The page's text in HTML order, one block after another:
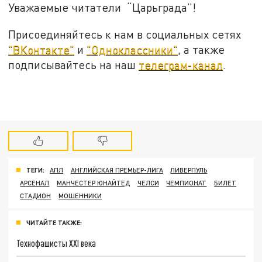
Уважаемые читатели “Царьграда”!
Присоединяйтесь к нам в социальных сетях
"ВКонтакте" и "Одноклассники", а также
подписывайтесь на наш телеграм-канал.
ТЕГИ: АПЛ АНГЛИЙСКАЯ ПРЕМЬЕР-ЛИГА
ЛИВЕРПУЛЬ
АРСЕНАЛ
МАНЧЕСТЕР ЮНАЙТЕД ЧЕЛСИ ЧЕМПИОНАТ
БИЛЕТ
СТАДИОН
МОШЕННИКИ
ЧИТАЙТЕ ТАКЖЕ:
Технофашисты XXI века